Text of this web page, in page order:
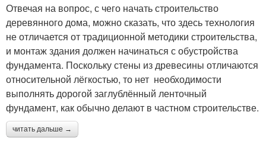
Отвечая на вопрос, с чего начать строительство
деревянного дома, можно сказать, что здесь технология
не отличается от традиционной методики строительства,
и монтаж здания должен начинаться с обустройства
фундамента. Поскольку стены из древесины отличаются
относительной лёгкостью, то нет необходимости
выполнять дорогой заглублённый ленточный
фундамент, как обычно делают в частном строительстве.
читать дальше →